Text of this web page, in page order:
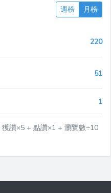
週榜 月榜
220
51
1
讚×5 + 點讚×1 + 瀏覽數÷10